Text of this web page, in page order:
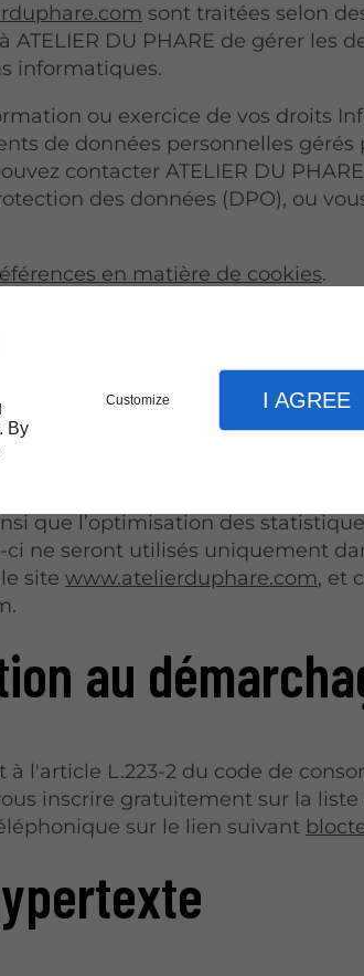
By
Customize I AGREE
sont traitées selon
ATELIER DU PHARE de gérer les
informatiques.
ou exercice de vos droits
de données personnelles gérés
contacter ATELIER DU
des données (DPO), ou
en matière de cookies.
de cookies
d’enregistrer les
des utilisateurs sur
pour objectif l’amélioration de
que l’optimisation des
ci ne seront utilisés uniquement
site www.atelierduphare.com, et
au
à l'article L.223-2 du code de
inscrire gratuitement sur la
sur le lien suivant